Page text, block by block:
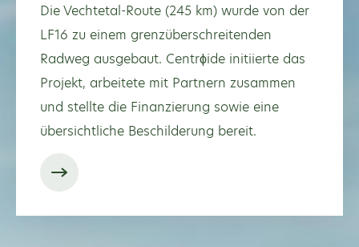
Die Vechtetal-Route (245 km) wurde von der
LF16 zu einem grenzüberschreitenden
Radweg ausgebaut. Centrϕide initiierte das
Projekt, arbeitete mit Partnern zusammen
und stellte die Finanzierung sowie eine
übersichtliche Beschilderung bereit.